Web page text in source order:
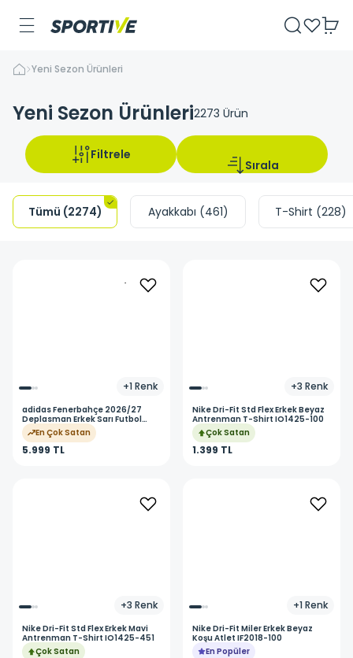
Yeni Sezon Ürünleri
Yeni Sezon Ürünleri2273 Ürün
Filtrele
Sırala
Tümü (2274) Ayakkabı (461) T-Shirt (228)
+1 Renk
adidasFenerbahçe 2026/27
Deplasman Erkek Sarı Futbol
Forma KE4425
En Çok Satan
5.999 TL
+3 Renk
NikeDri-Fit Std Flex Erkek Beyaz
Antrenman T-Shirt IO1425-100
Çok Satan
1.399 TL
+3 Renk
NikeDri-Fit Std Flex Erkek Mavi
Antrenman T-Shirt IO1425-451
Çok Satan
+1 Renk
NikeDri-Fit Miler Erkek Beyaz
Koşu Atlet IF2018-100
En Popüler